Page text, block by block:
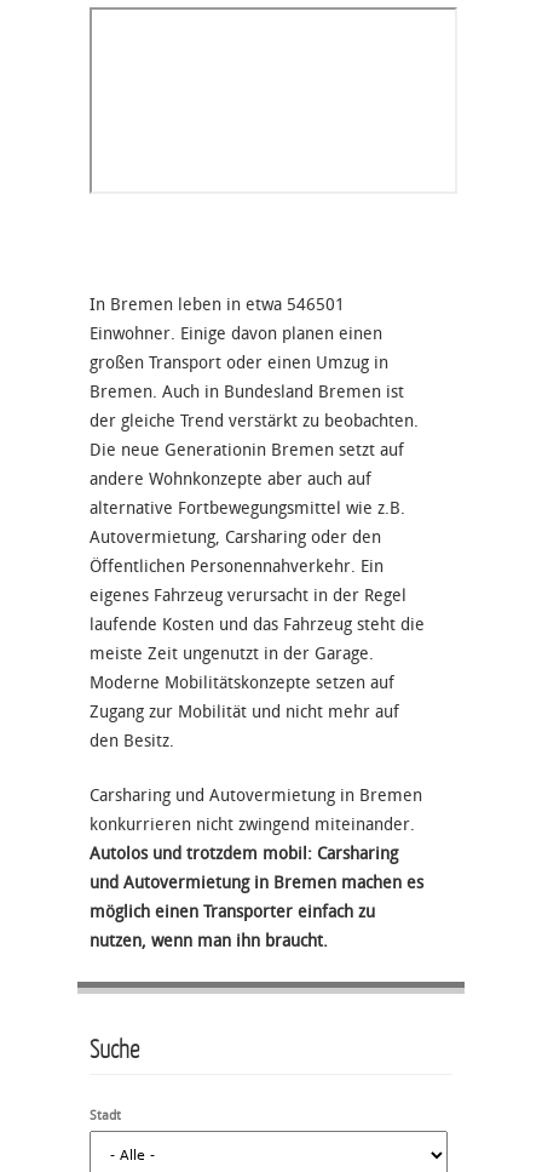
In Bremen leben in etwa 546501
Einwohner. Einige davon planen einen
großen Transport oder einen Umzug in
Bremen. Auch in Bundesland Bremen ist
der gleiche Trend verstärkt zu beobachten.
Die neue Generationin Bremen setzt auf
andere Wohnkonzepte aber auch auf
alternative Fortbewegungsmittel wie z.B.
Autovermietung, Carsharing oder den
Öffentlichen Personennahverkehr. Ein
eigenes Fahrzeug verursacht in der Regel
laufende Kosten und das Fahrzeug steht die
meiste Zeit ungenutzt in der Garage.
Moderne Mobilitätskonzepte setzen auf
Zugang zur Mobilität und nicht mehr auf
den Besitz.
Carsharing und Autovermietung in Bremen
konkurrieren nicht zwingend miteinander.
Autolos und trotzdem mobil: Carsharing
und Autovermietung in Bremen machen es
möglich einen Transporter einfach zu
nutzen, wenn man ihn braucht.
Suche
Stadt